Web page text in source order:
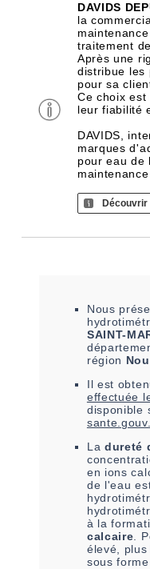
DAVIDS
la
traitement
Après une
distribue les
pour sa
Ce choix est
leur fiabilité
DAVIDS,
marques
pour eau de
Découvrir
Nous
SAINT-
région
Il est
effectuée
disponible
La dureté
en ions
de l'eau
à la
calcaire .
élevé,
sous